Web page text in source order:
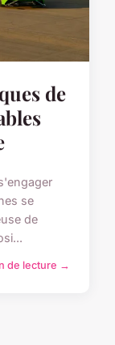
de
se
de
de lecture →